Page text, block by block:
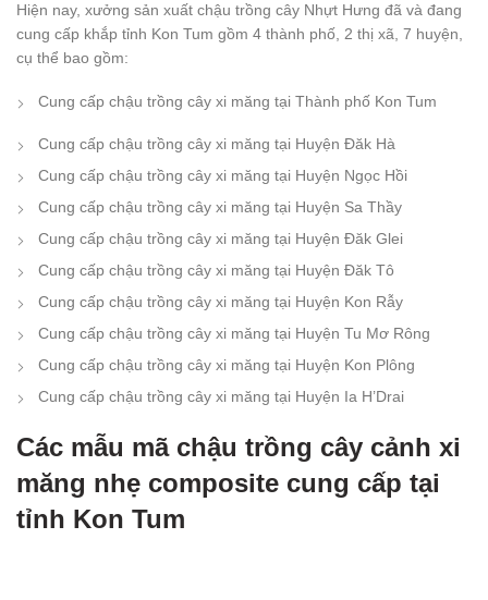
Hiện nay, xưởng sản xuất chậu trồng cây Nhựt Hưng đã và đang
cung cấp khắp tỉnh Kon Tum gồm 4 thành phố, 2 thị xã, 7 huyện,
cụ thể bao gồm:
Cung cấp chậu trồng cây xi măng tại Thành phố Kon Tum
Cung cấp chậu trồng cây xi măng tại Huyện Đăk Hà
Cung cấp chậu trồng cây xi măng tại Huyện Ngọc Hồi
Cung cấp chậu trồng cây xi măng tại Huyện Sa Thầy
Cung cấp chậu trồng cây xi măng tại Huyện Đăk Glei
Cung cấp chậu trồng cây xi măng tại Huyện Đăk Tô
Cung cấp chậu trồng cây xi măng tại Huyện Kon Rẫy
Cung cấp chậu trồng cây xi măng tại Huyện Tu Mơ Rông
Cung cấp chậu trồng cây xi măng tại Huyện Kon Plông
Cung cấp chậu trồng cây xi măng tại Huyện Ia H’Drai
Các mẫu mã chậu trồng cây cảnh xi
măng nhẹ composite cung cấp tại
tỉnh Kon Tum